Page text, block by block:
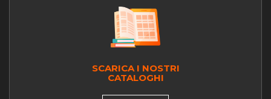
SCARICA I NOSTRI
CATALOGHI